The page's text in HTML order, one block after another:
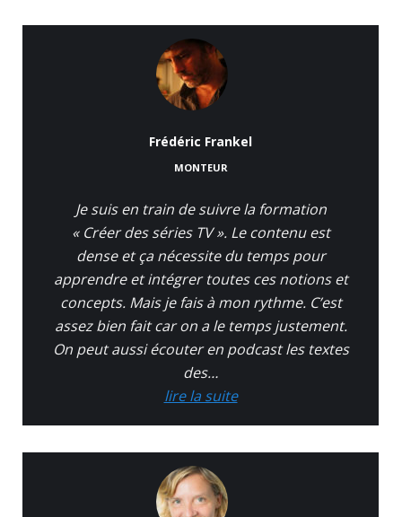
Frédéric Frankel
MONTEUR
Je suis en train de suivre la formation
« Créer des séries TV ». Le contenu est
dense et ça nécessite du temps pour
apprendre et intégrer toutes ces notions et
concepts. Mais je fais à mon rythme. C’est
assez bien fait car on a le temps justement.
On peut aussi écouter en podcast les textes
des…
lire la suite